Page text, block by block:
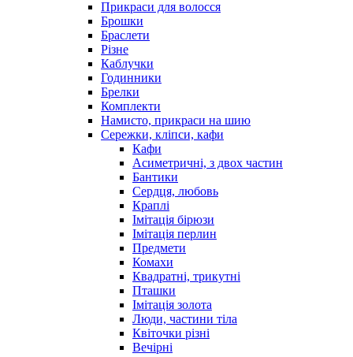
Прикраси для волосся
Брошки
Браслети
Різне
Каблучки
Годинники
Брелки
Комплекти
Намисто, прикраси на шию
Сережки, кліпси, кафи
Кафи
Асиметричні, з двох частин
Бантики
Сердця, любовь
Краплі
Імітація бірюзи
Імітація перлин
Предмети
Комахи
Квадратні, трикутні
Пташки
Імітація золота
Люди, частини тіла
Квіточки різні
Вечірні